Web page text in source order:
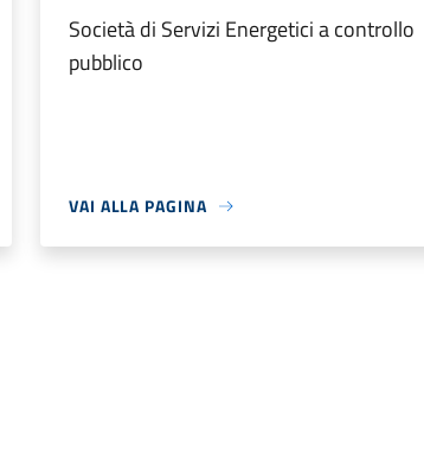
Società di Servizi Energetici a controllo
pubblico
VAI ALLA PAGINA